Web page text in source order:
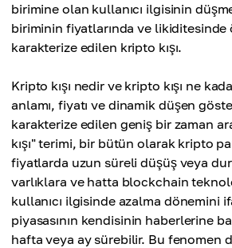
birimine olan kullanıcı ilgisinin
biriminin fiyatlarında ve
karakterize edilen kripto kışı.
Kripto kışı nedir ve kripto kışı ne
anlamı, fiyatı ve dinamik düşen
karakterize edilen geniş bir zaman
kışı" terimi, bir bütün olarak kripto
fiyatlarda uzun süreli düşüş veya
varlıklara ve hatta blockchain
kullanıcı ilgisinde azalma dönemini
piyasasının kendisinin haberlerine
hafta veya ay sürebilir. Bu fenomen